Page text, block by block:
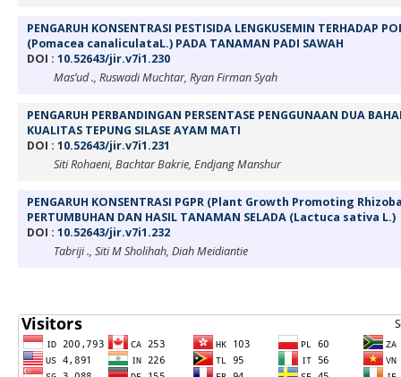
PENGARUH KONSENTRASI PESTISIDA LENGKUSEMIN TERHADAP
(Pomacea canaliculataL.) PADA TANAMAN PADI SAWAH
DOI : 10.52643/jir.v7i1.230
Mas’ud ., Ruswadi Muchtar, Ryan Firman Syah
PENGARUH PERBANDINGAN PERSENTASE PENGGUNAAN DUA
KUALITAS TEPUNG SILASE AYAM MATI
DOI : 10.52643/jir.v7i1.231
Siti Rohaeni, Bachtar Bakrie, Endjang Manshur
PENGARUH KONSENTRASI PGPR (Plant Growth Promoting
PERTUMBUHAN DAN HASIL TANAMAN SELADA (Lactuca sativa L.)
DOI : 10.52643/jir.v7i1.232
Tabriji ., Siti M Sholihah, Diah Meidiantie